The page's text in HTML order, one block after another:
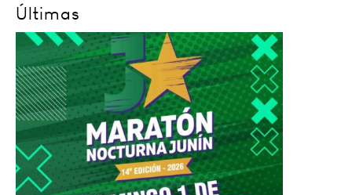
Últimas